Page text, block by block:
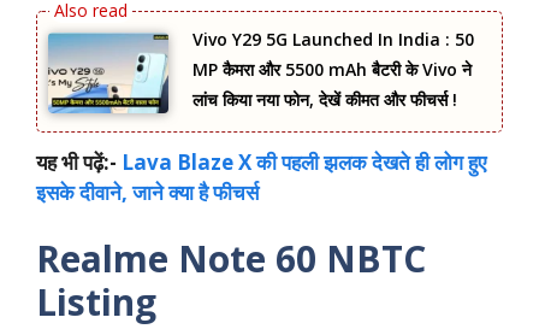
Vivo Y29 5G Launched In India : 50
MP कैमरा और 5500 mAh बैटरी के Vivo ने
लांच किया नया फोन, देखें कीमत और फीचर्स !
यह भी पढ़ें:- Lava Blaze X की पहली झलक देखते ही लोग हुए
इसके दीवाने, जाने क्या है फीचर्स
Realme Note 60 NBTC
Listing